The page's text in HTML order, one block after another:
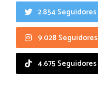
2.854 Seguidores
9.028 Seguidores
4.675 Seguidores